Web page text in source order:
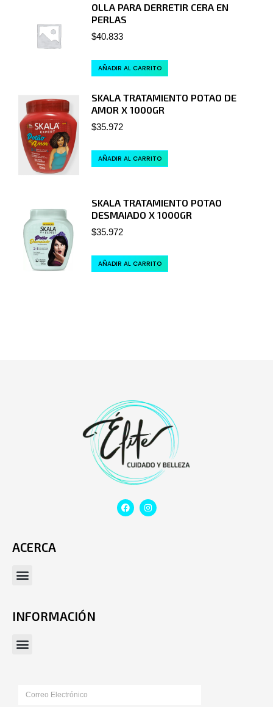
OLLA PARA DERRETIR CERA EN
PERLAS
$40.833
AÑADIR AL CARRITO
SKALA TRATAMIENTO POTAO DE
AMOR X 1000GR
$35.972
AÑADIR AL CARRITO
SKALA TRATAMIENTO POTAO
DESMAIADO X 1000GR
$35.972
AÑADIR AL CARRITO
ACERCA
INFORMACIÓN